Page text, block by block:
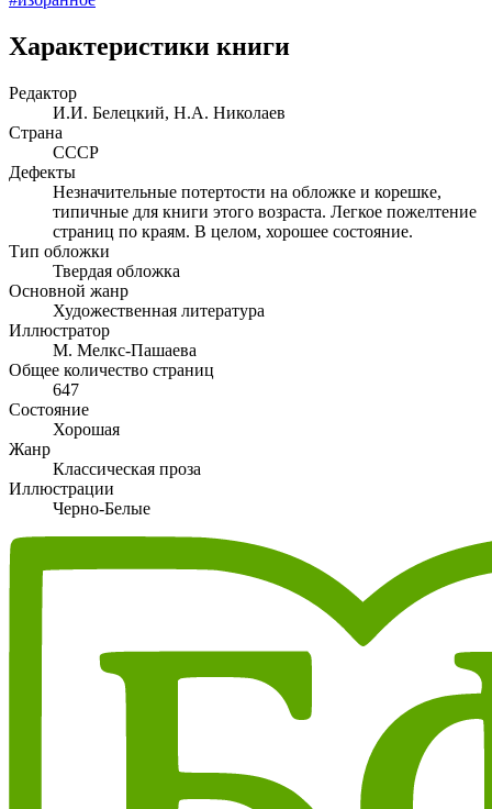
Характеристики книги
Редактор
И.И. Белецкий, Н.А. Николаев
Страна
СССР
Дефекты
Незначительные потертости на обложке и корешке,
типичные для книги этого возраста. Легкое пожелтение
страниц по краям. В целом, хорошее состояние.
Тип обложки
Твердая обложка
Основной жанр
Художественная литература
Иллюстратор
М. Мелкс-Пашаева
Общее количество страниц
647
Состояние
Хорошая
Жанр
Классическая проза
Иллюстрации
Черно-Белые